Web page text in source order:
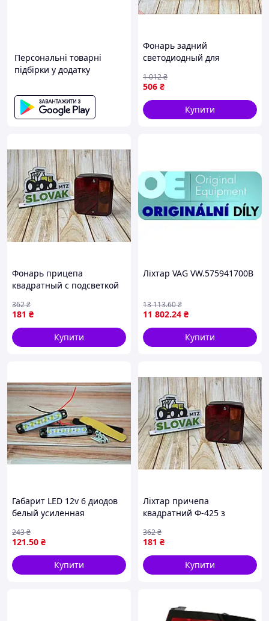
Персональні товарні
підбірки у додатку
Фонарь задний
светодиодный для
прицепов комбайнов с
функциями габаритов
стоп-сигнала
506 ₴
1 012₴
Купити
Фонарь прицепа
квадратный с подсветкой
прицепов стоп-сигнал
указатель поворота
181 ₴
362₴
Купити
Ліхтар VAG VW.575941700B
11 802.24 ₴
13 113.60₴
Купити
Габарит LED 12v 6 диодов
белый усиленная
автомобилей и техники
освещение дороги
121.50 ₴
243₴
Купити
Ліхтар причепа
квадратний Ф-425 з
дорозі
багатофункціональний
181 ₴
362₴
Купити